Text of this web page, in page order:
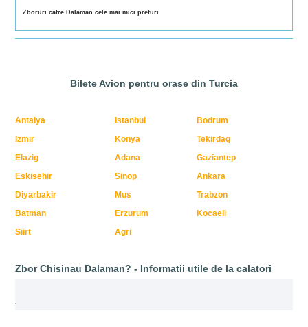
Zboruri catre Dalaman cele mai mici preturi
Bilete Avion pentru orase din Turcia
Antalya Istanbul
Bodrum
Izmir
Konya
Tekirdag
Elazig
Adana
Gaziantep
Eskisehir
Sinop
Ankara
Diyarbakir
Mus
Trabzon
Batman
Erzurum
Kocaeli
Siirt
Agri
Zbor Chisinau Dalaman? - Informatii utile de la calatori
.